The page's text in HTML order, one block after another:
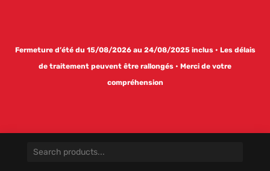
Fermeture d’été du 15/08/2026 au 24/08/2025 inclus • Les délais
de traitement peuvent être rallongés • Merci de votre
compréhension